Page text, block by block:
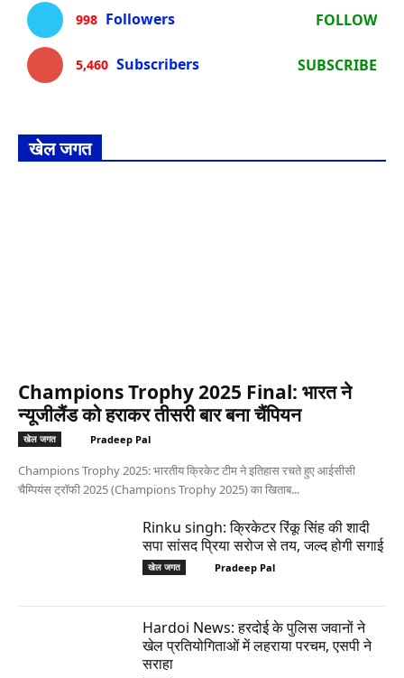
998 Followers FOLLOW
5,460 Subscribers SUBSCRIBE
खेल जगत
Champions Trophy 2025 Final: भारत ने
न्यूजीलैंड को हराकर तीसरी बार बना चैंपियन
खेल जगत Pradeep Pal
Champions Trophy 2025: भारतीय क्रिकेट टीम ने इतिहास रचते हुए आईसीसी
चैम्पियंस ट्रॉफी 2025 (Champions Trophy 2025) का खिताब...
Rinku singh: क्रिकेटर रिंकू सिंह की शादी
सपा सांसद प्रिया सरोज से तय, जल्द होगी सगाई
खेल जगत Pradeep Pal
Hardoi News: हरदोई के पुलिस जवानों ने
खेल प्रतियोगिताओं में लहराया परचम, एसपी ने
सराहा